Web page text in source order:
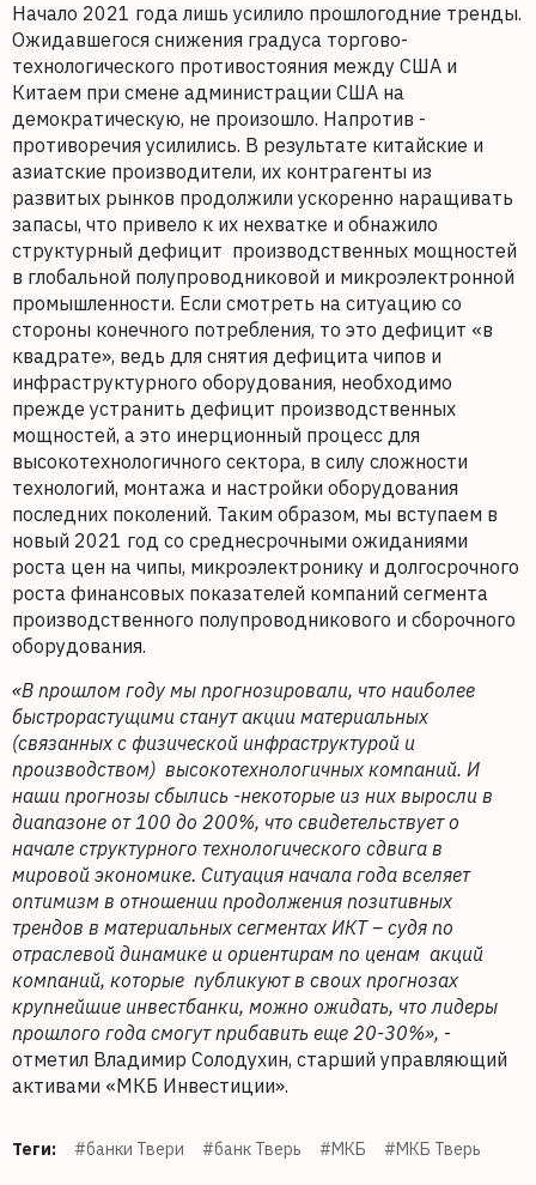
Начало 2021 года лишь усилило прошлогодние тренды.
Ожидавшегося снижения градуса торгово-
технологического противостояния между США и
Китаем при смене администрации США на
демократическую, не произошло. Напротив -
противоречия усилились. В результате китайские и
азиатские производители, их контрагенты из
развитых рынков продолжили ускоренно наращивать
запасы, что привело к их нехватке и обнажило
структурный дефицит производственных мощностей
в глобальной полупроводниковой и микроэлектронной
промышленности. Если смотреть на ситуацию со
стороны конечного потребления, то это дефицит «в
квадрате», ведь для снятия дефицита чипов и
инфраструктурного оборудования, необходимо
прежде устранить дефицит производственных
мощностей, а это инерционный процесс для
высокотехнологичного сектора, в силу сложности
технологий, монтажа и настройки оборудования
последних поколений. Таким образом, мы вступаем в
новый 2021 год со среднесрочными ожиданиями
роста цен на чипы, микроэлектронику и долгосрочного
роста финансовых показателей компаний сегмента
производственного полупроводникового и сборочного
оборудования.
«В прошлом году мы прогнозировали, что наиболее
быстрорастущими станут акции материальных
(связанных с физической инфраструктурой и
производством) высокотехнологичных компаний. И
наши прогнозы сбылись -некоторые из них выросли в
диапазоне от 100 до 200%, что свидетельствует о
начале структурного технологического сдвига в
мировой экономике. Ситуация начала года вселяет
оптимизм в отношении продолжения позитивных
трендов в материальных сегментах ИКТ – судя по
отраслевой динамике и ориентирам по ценам акций
компаний, которые публикуют в своих прогнозах
крупнейшие инвестбанки, можно ожидать, что лидеры
прошлого года смогут прибавить еще 20-30%», -
отметил Владимир Солодухин, старший управляющий
активами «МКБ Инвестиции».
Теги: #банки Твери #банк Тверь #МКБ #МКБ Тверь